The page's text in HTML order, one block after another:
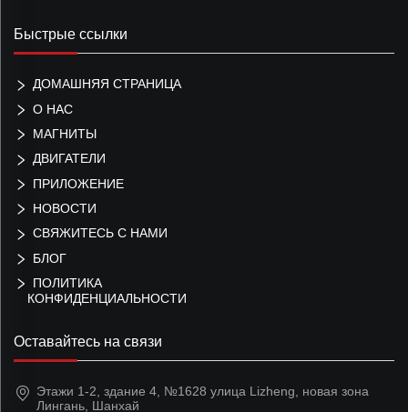
Быстрые ссылки
ДОМАШНЯЯ СТРАНИЦА
О НАС
МАГНИТЫ
ДВИГАТЕЛИ
ПРИЛОЖЕНИЕ
НОВОСТИ
СВЯЖИТЕСЬ С НАМИ
БЛОГ
ПОЛИТИКА
КОНФИДЕНЦИАЛЬНОСТИ
Оставайтесь на связи
Этажи 1-2, здание 4, №1628 улица Lizheng, новая зона
Лингань, Шанхай